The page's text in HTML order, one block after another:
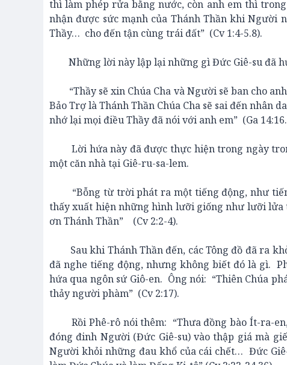
thì làm phép rửa bằng nước, còn anh em thì
nhận được sức mạnh của Thánh Thần khi Người
Thầy… cho đến tận cùng trái đất” (Cv 1:4-5.8).
Những lời này lập lại những gì Đức Giê-su đã
“Thầy sẽ xin Chúa Cha và Người sẽ ban cho
Bảo Trợ là Thánh Thần Chúa Cha sẽ sai đến nhân
nhớ lại mọi điều Thầy đã nói với anh em” (Ga
Lời hứa này đã được thực hiện trong ngày
một căn nhà tại Giê-ru-sa-lem.
“Bỗng từ trời phát ra một tiếng động, như
thấy xuất hiện những hình lưỡi giống như lưỡi
ơn Thánh Thần” (Cv 2:2-4).
Sau khi Thánh Thần đến, các Tông đồ đã ra
đã nghe tiếng động, nhưng không biết đó là gì.
hứa qua ngôn sứ Giô-en. Ông nói: “Thiên Chúa
thảy người phàm” (Cv 2:17).
Rồi Phê-rô nói thêm: “Thưa đồng bào Ít-ra-
đóng đinh Người (Đức Giê-su) vào thập giá mà
Người khỏi những đau khổ của cái chết… Đức